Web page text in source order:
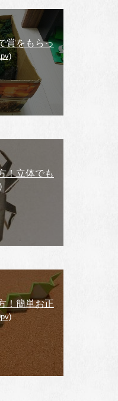
賞をもらっ
！立体でも
！簡単お正